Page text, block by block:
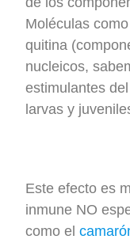
Moléculas
quitina
nucleicos,
estimulantes
larvas y
Este efecto es
inmune NO
como el